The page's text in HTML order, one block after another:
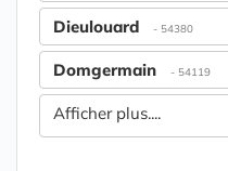
Dieulouard - 54380
Domgermain - 54119
Afficher plus....